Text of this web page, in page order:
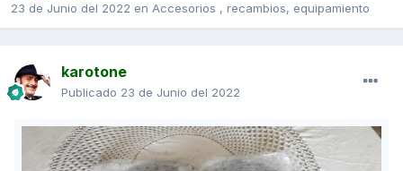
23 de Junio del 2022 en Accesorios , recambios, equipamiento
karotone
Publicado 23 de Junio del 2022